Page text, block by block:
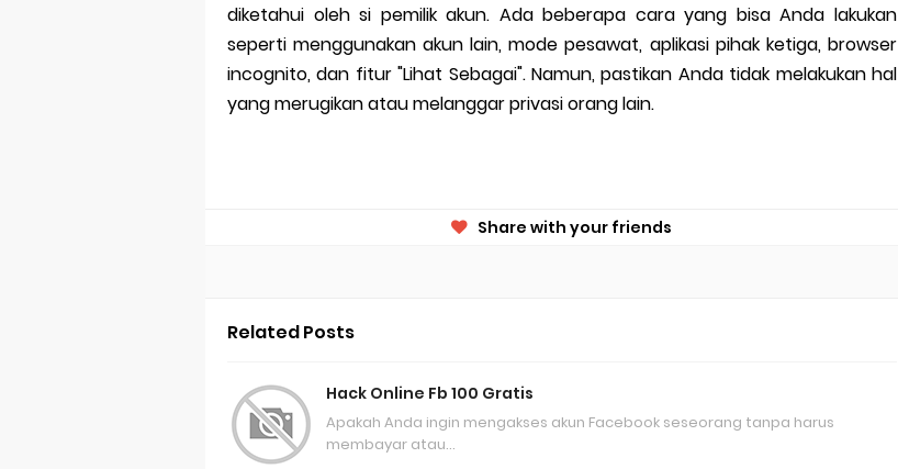
diketahui oleh si pemilik akun. Ada beberapa cara yang bisa Anda lakukan
seperti menggunakan akun lain, mode pesawat, aplikasi pihak ketiga, browser
incognito, dan fitur "Lihat Sebagai". Namun, pastikan Anda tidak melakukan hal
yang merugikan atau melanggar privasi orang lain.
Share with your friends
Related Posts
Hack Online Fb 100 Gratis
Apakah Anda ingin mengakses akun Facebook seseorang tanpa harus
membayar atau…